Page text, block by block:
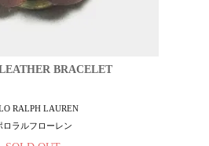
BRACELET
RALPH LAUREN
ロラルフローレン